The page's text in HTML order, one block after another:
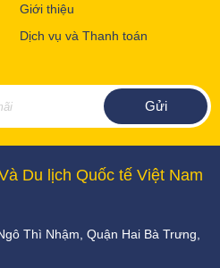
Giới thiệu
Dịch vụ và Thanh toán
Du lịch Quốc tế Việt Nam
Thì Nhậm, Quận Hai Bà Trưng,